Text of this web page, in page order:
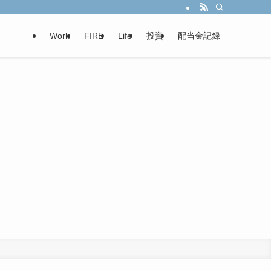
Work FIRE Life 投資 配当金記録